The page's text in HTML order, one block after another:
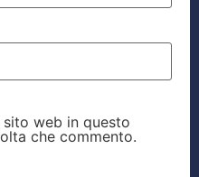
sito web in questo
che commento.